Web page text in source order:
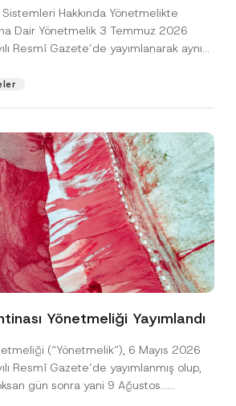
Sistemleri Hakkında Yönetmelikte
Dair Yönetmelik 3 Temmuz 2026
Resmî Gazete’de yayımlanarak aynı
Yönetmeliği Yayımlandı
(“Yönetmelik”), 6 Mayıs 2026
Resmî Gazete’de yayımlanmış olup,
gün sonra yani 9 Ağustos...